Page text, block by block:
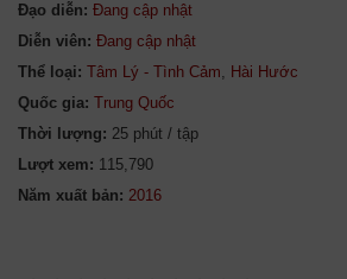
Đạo diễn: Đang cập nhật
Diễn viên: Đang cập nhật
Thể loại: Tâm Lý - Tình Cảm, Hài Hước
Quốc gia: Trung Quốc
Thời lượng: 25 phút / tập
Lượt xem: 115,790
Năm xuất bản: